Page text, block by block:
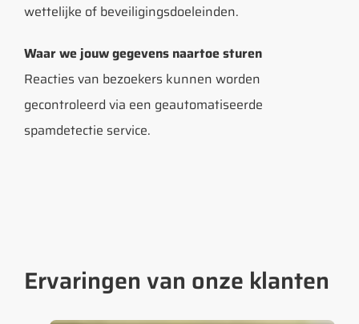
wettelijke of beveiligingsdoeleinden.
Waar we jouw gegevens naartoe sturen
Reacties van bezoekers kunnen worden
gecontroleerd via een geautomatiseerde
spamdetectie service.
Ervaringen van onze klanten